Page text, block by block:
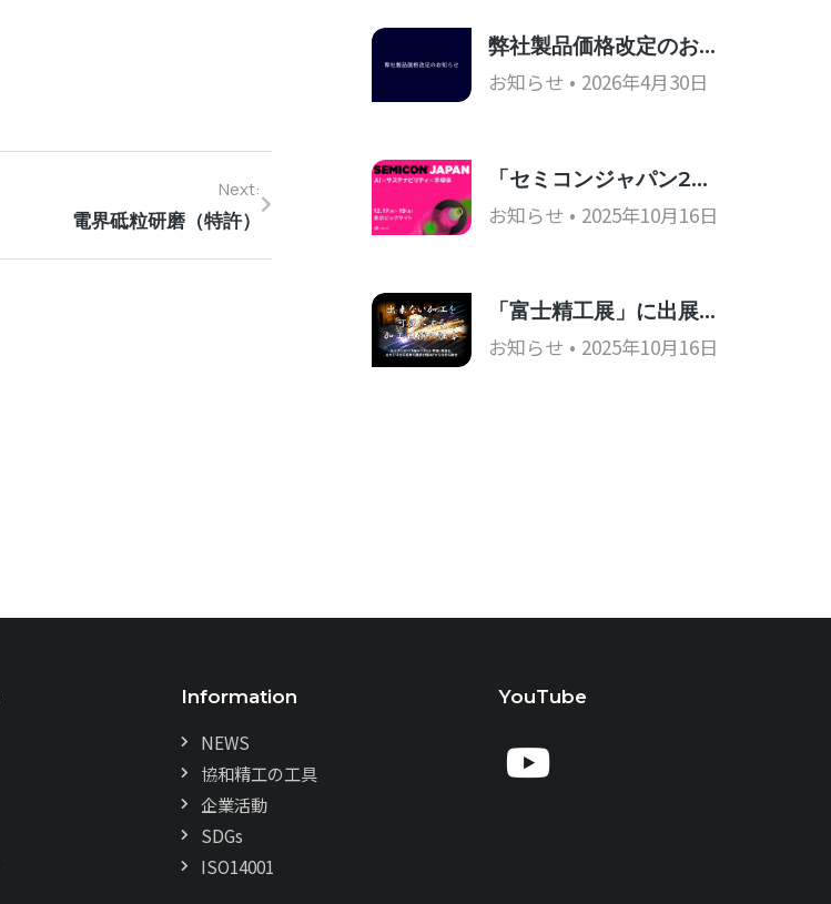
Next:
電界砥粒研磨（特許）
弊社製品価格改定のお…
お知らせ 2026年4月30日
「セミコンジャパン2…
お知らせ 2025年10月16日
「富士精工展」に出展…
お知らせ 2025年10月16日
Information
NEWS
協和精工の工具
企業活動
SDGs
ISO14001
YouTube